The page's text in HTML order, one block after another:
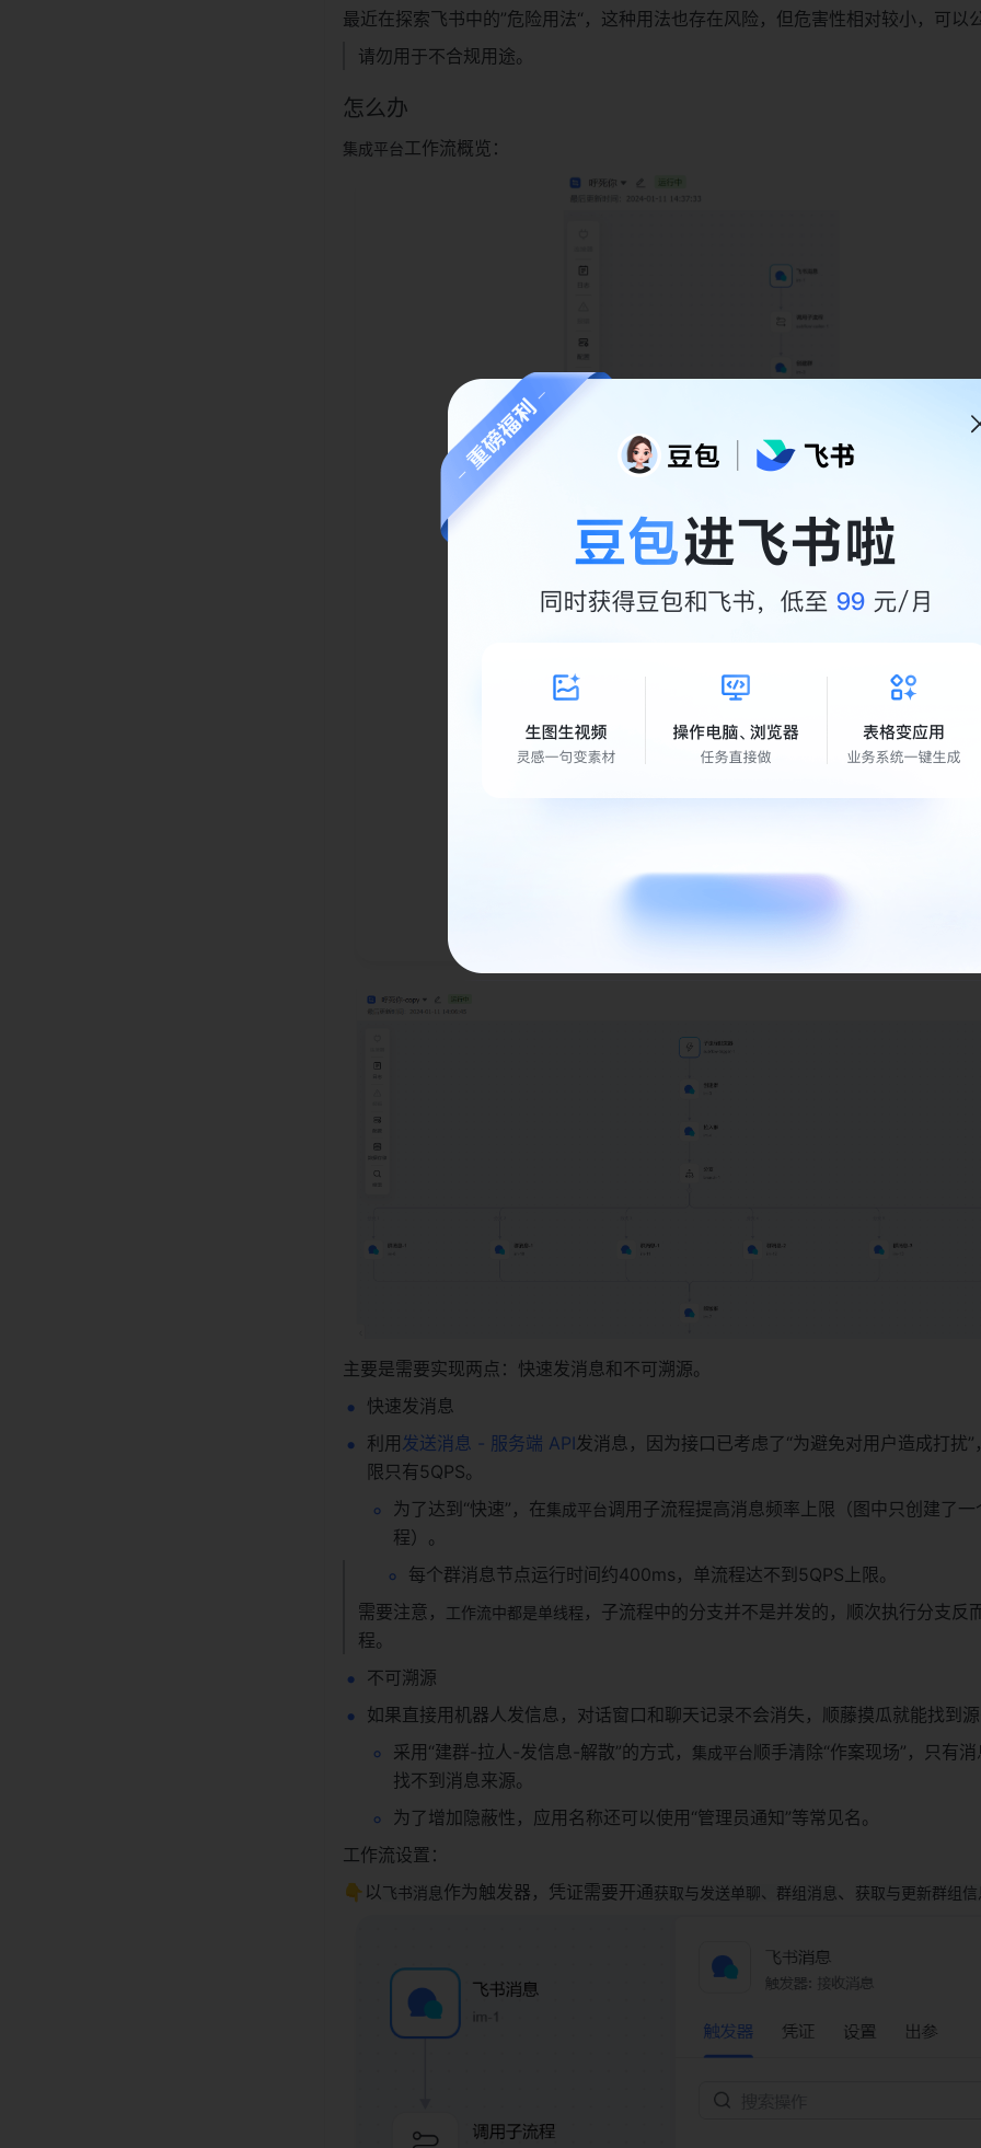
最近在探索飞书中的”危险用法“，这种用法也存在风险，但危害性相对较小，可以
请勿用于不合规用途。
怎么办
集成平台工作流概览：
主要是需要实现两点：快速发消息和不可溯源。
快速发消息
利用 发送消息 - 服务端 API发消息，因为接口已考虑了“为避免对用户造成打扰”
限只有5QPS。
为了达到“快速”，在集成平台调用子流程提高消息频率上限（图中只创建了一
程）。
每个群消息节点运行时间约400ms，单流程达不到5QPS上限。
需要注意，
工作流中都是单线程 ，子流程中的分支并不是并发的，顺次执行分支反
程。
不可溯源
如果直接用机器人发信息，对话窗口和聊天记录不会消失，顺藤摸瓜就能找到
采用“建群-拉人-发信息-解散”的方式，
集成平台 顺手清除“作案现场”，只有
找不到消息来源。
为了增加隐蔽性，应用名称还可以使用“管理员通知”等常见名。
工作流设置：
👇以飞书消息作为触发器，凭证需要开通获取与发送单聊、群组消息、 获取与更新群组信